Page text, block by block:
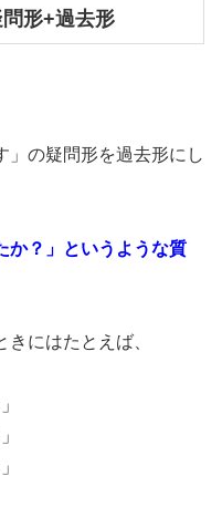
形+過去形
」の疑問形を過去形にし
か？」というような質
にはたとえば、